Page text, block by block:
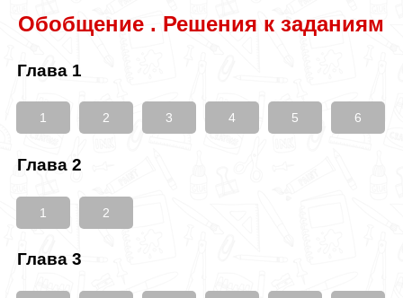
Обобщение . Решения к заданиям
Глава 1
1 2 3 4 5 6
Глава 2
1 2
Глава 3